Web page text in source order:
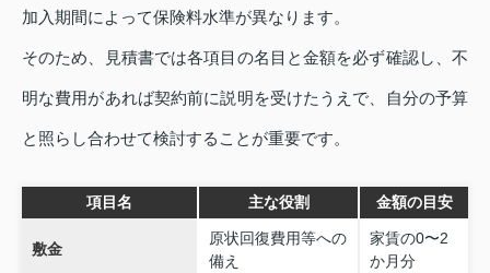
加入期間によって保険料水準が異なります。
そのため、見積書では各項目の名目と金額を必ず確認し、不
明な費用があれば契約前に説明を受けたうえで、自分の予算
と照らし合わせて検討することが重要です。
項目名 主な役割 金額の目安
敷金
原状回復費用等への
備え
家賃の0〜2
か月分